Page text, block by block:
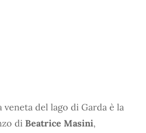
del lago di Garda è la
di Beatrice Masini,